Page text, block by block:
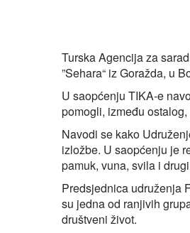
Turska Agencija za
”Sehara“ iz Goražda, u
U saopćenju TIKA-e
pomogli, između
Navodi se kako
izložbe. U saopćenju je
pamuk, vuna, svila i
Predsjednica udruženja
su jedna od ranjivih
društveni život.